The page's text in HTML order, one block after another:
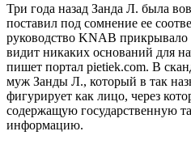
Три года назад Занда Л. была
поставил под сомнение ее
руководство KNAB прикрывало
видит никаких оснований для
пишет портал pietiek.com. В
муж Занды Л., который в так
фигурирует как лицо, через
содержащую государственную
информацию.